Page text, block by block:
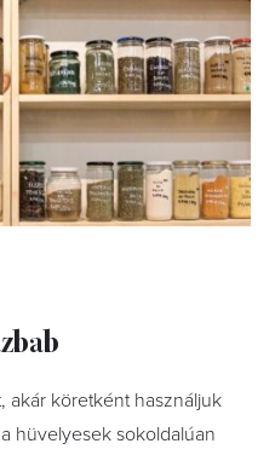
akár köretként használjuk
hüvelyesek sokoldalúan